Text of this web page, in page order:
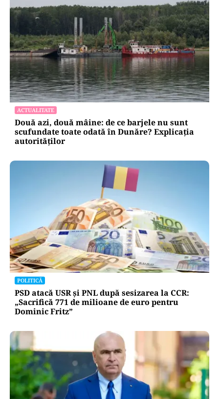
ACTUALITATE
Două azi, două mâine: de ce barjele nu sunt
scufundate toate odată în Dunăre? Explicația
autorităților
POLITICĂ
PSD atacă USR și PNL după sesizarea la CCR:
„Sacrifică 771 de milioane de euro pentru
Dominic Fritz”